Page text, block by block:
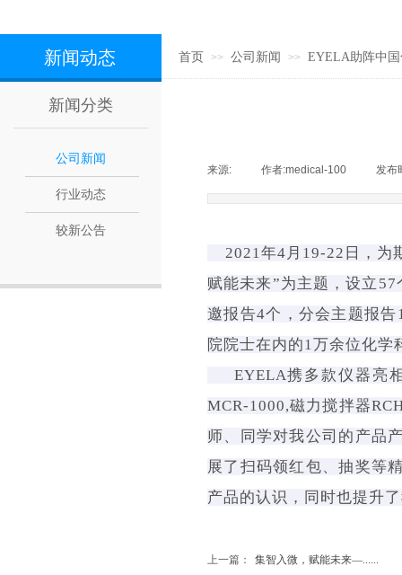
新闻动态 首页 >> 公司新闻 >> EYELA助阵中
新闻分类
公司新闻
行业动态
较新公告
来源: 作者:medical-100 发布
2021年4月19-22日，为
赋能未来”为主题，设立
邀报告4个，分会主题报
院院士在内的1万余位化
EYELA携多款仪器亮相
MCR-1000,磁力搅拌器
师、同学对我公司的产品
展了扫码领红包、抽奖等
产品的认识，同时也提升
上一篇：
集智入微，赋能未来—......